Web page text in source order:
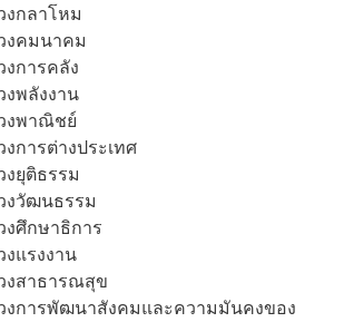
งกลาโหม
งคมนาคม
งการคลัง
งพลังงาน
งพาณิชย์
งการต่างประเทศ
งยุติธรรม
งวัฒนธรรม
งศึกษาธิการ
งแรงงาน
งสาธารณสุข
งการพัฒนาสังคมและความมันคงของ